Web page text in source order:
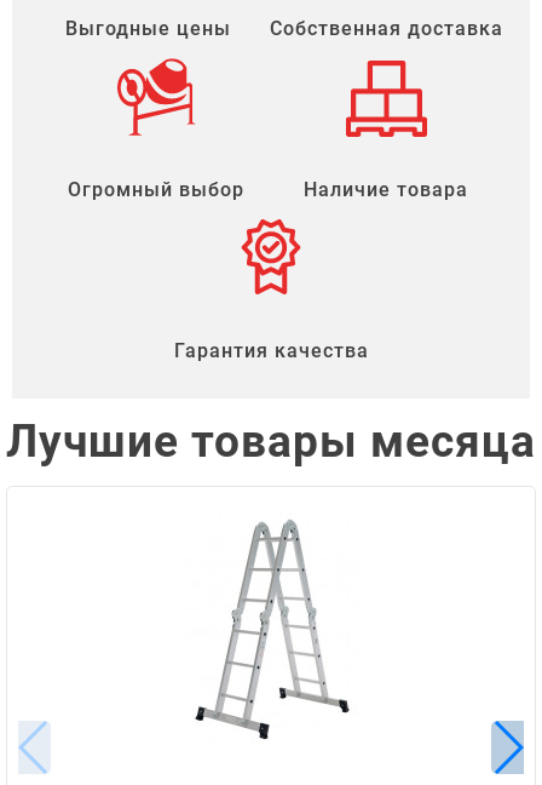
Выгодные цены Собственная доставка
Огромный выбор Наличие товара
Гарантия качества
Лучшие товары месяца